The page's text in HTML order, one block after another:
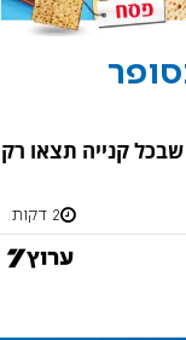
קנייה תצאו רק
2 דקות